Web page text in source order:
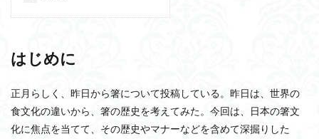
はじめに
正月らしく、昨日から箸について投稿している。昨日は、世界の
食文化の違いから、箸の歴史を考えてみた。今回は、日本の箸文
化に焦点を当てて、その歴史やマナーなどを含めて深掘りした